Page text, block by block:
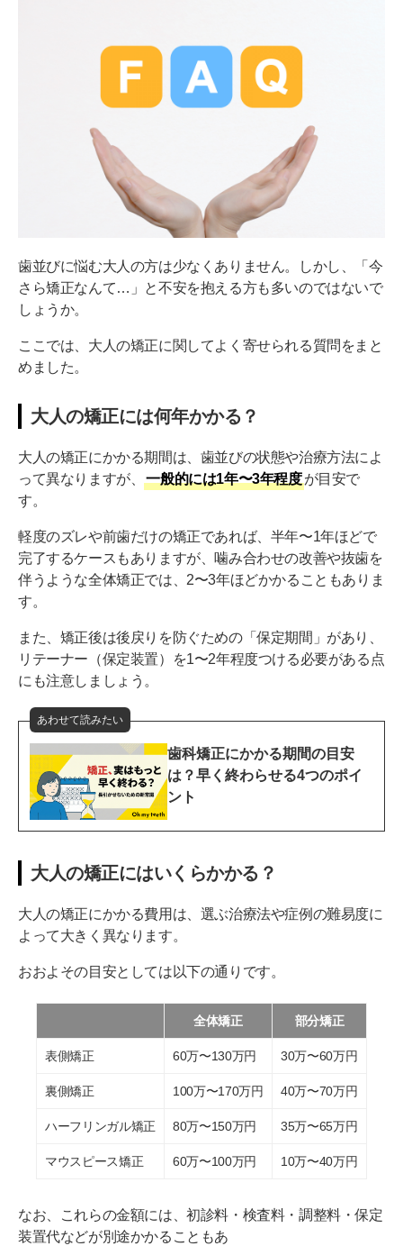
歯並びに悩む大人の方は少なくありません。しかし、「今
さら矯正なんて…」と不安を抱える方も多いのではないで
しょうか。
ここでは、大人の矯正に関してよく寄せられる質問をまと
めました。
大人の矯正には何年かかる？
大人の矯正にかかる期間は、歯並びの状態や治療方法によ
って異なりますが、
一般的には1年〜3年程度が目安で
す。
軽度のズレや前歯だけの矯正であれば、半年〜1年ほどで
完了するケースもありますが、噛み合わせの改善や抜歯を
伴うような全体矯正では、2〜3年ほどかかることもありま
す。
また、矯正後は後戻りを防ぐための「保定期間」があり、
リテーナー（保定装置）を1〜2年程度つける必要がある点
にも注意しましょう。
あわせて読みたい
歯科矯正にかかる期間の目安
は？早く終わらせる4つのポイ
ント
大人の矯正にはいくらかかる？
大人の矯正にかかる費用は、選ぶ治療法や症例の難易度に
よって大きく異なります。
おおよその目安としては以下の通りです。
全体矯正 部分矯正
表側矯正 60万〜130万円 30万〜60万円
裏側矯正 100万〜170万円 40万〜70万円
ハーフリンガル矯正 80万〜150万円 35万〜65万円
マウスピース矯正 60万〜100万円 10万〜40万円
なお、これらの金額には、初診料・検査料・調整料・保定
装置代などが別途かかることもあ